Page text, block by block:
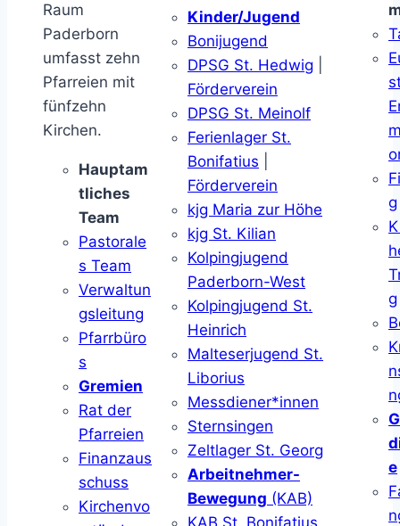
Raum
Paderborn
umfasst zehn
Pfarreien mit
fünfzehn
Kirchen.
Hauptam
tliches
Team
Pastorale
s Team
Verwaltun
gsleitung
Pfarrbüro
s
Gremien
Rat der
Pfarreien
Finanzaus
schuss
Kirchenvo
Kinder/Jugend
Bonijugend
DPSG St. Hedwig
Förderverein
DPSG St. Meinolf
Ferienlager St.
Bonifatius
Förderverein
kjg Maria zur Höhe
kjg St. Kilian
Kolpingjugend
Paderborn-West
Kolpingjugend St.
Heinrich
Malteserjugend St.
Liborius
Messdiener*innen
Sternsingen
Zeltlager St. Georg
Arbeitnehmer-
Bewegung (KAB)
KAB St. Bonifatius
g
g
e